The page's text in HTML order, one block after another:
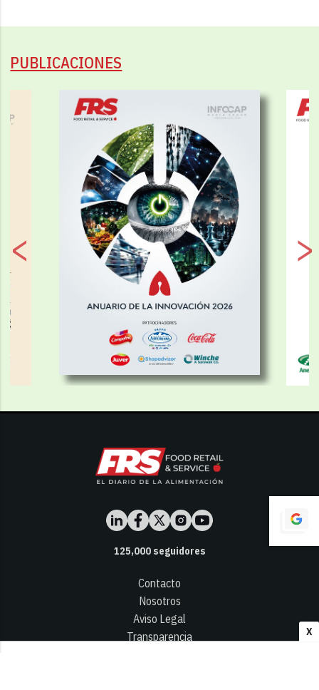
X
PUBLICACIONES
125,000seguidores
Contacto
Nosotros
Aviso Legal
Transparencia